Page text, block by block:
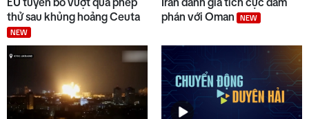
trọng điểm
10
Thời sự sáng 07/8/2026
thử sau khủng hoảng Ceuta
NEW
phán với Oman
NEW